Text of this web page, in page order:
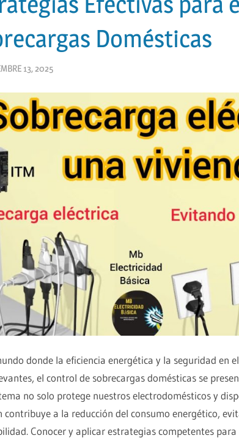
Domésticas
13, 2025
donde la eficiencia energética y la seguridad en
el control de sobrecargas domésticas se
no solo protege nuestros electrodomésticos y
contribuye a la reducción del consumo energético,
Conocer y aplicar estrategias competentes